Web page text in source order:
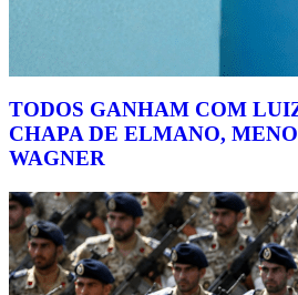
TODOS GANHAM COM
CHAPA DE ELMANO,
WAGNER